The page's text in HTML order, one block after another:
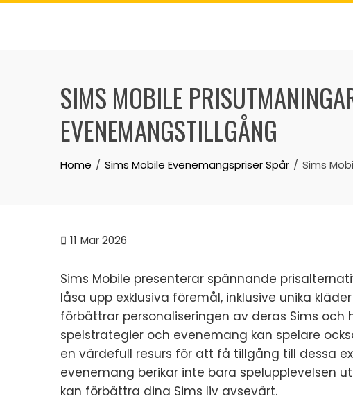
Skip
SIMS MOBILE
EVENEMANGSTILLGÅNG
Home Sims Mobile Evenemangspriser Spår Sims
11 Mar 2026
Sims Mobile presenterar spännande
låsa upp exklusiva föremål, inklusive unika
förbättrar personaliseringen av deras Sims och
spelstrategier och evenemang kan spelare
en värdefull resurs för att få tillgång till dessa
evenemang berikar inte bara spelupplevelsen
kan förbättra dina Sims liv avsevärt.